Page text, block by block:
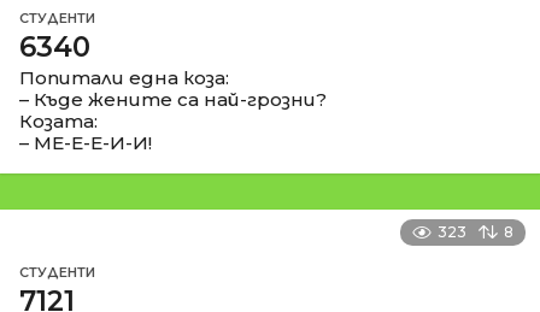
СТУДЕНТИ
6340
Попитали една коза:
– Къде жените са най-грозни?
Козата:
– МЕ-Е-Е-И-И!
323 8
СТУДЕНТИ
7121